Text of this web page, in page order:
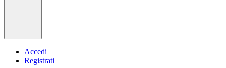
Accedi
Registrati